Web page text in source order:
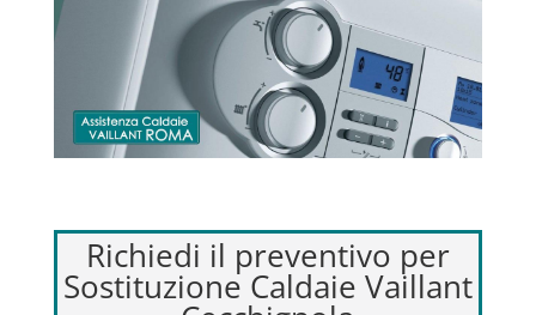
Richiedi il preventivo per
Sostituzione Caldaie Vaillant